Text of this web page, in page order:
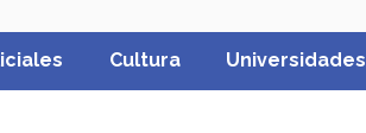
Cultura Universidades